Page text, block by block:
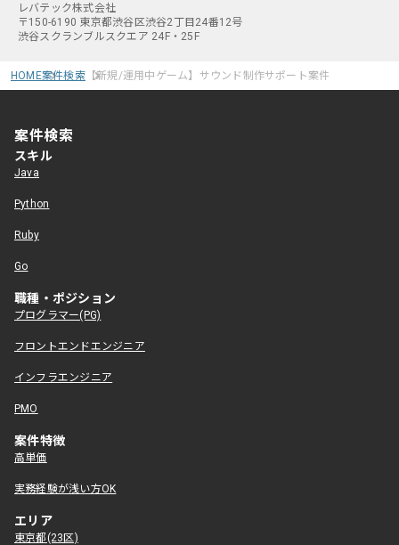
レバテック株式会社
〒150-6190 東京都渋谷区渋谷2丁目24番12号
渋谷スクランブルスクエア 24F・25F
HOME案件検索【新規/運用中ゲーム】サウンド制作サポート案件
案件検索
スキル
Java
Python
Ruby
Go
職種・ポジション
プログラマー(PG)
フロントエンドエンジニア
インフラエンジニア
PMO
案件特徴
高単価
実務経験が浅い方OK
エリア
東京都(23区)